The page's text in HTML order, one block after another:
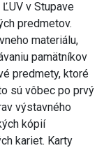
v Stupave
predmetov.
materiálu,
pamätníkov
predmety, ktoré
sú vôbec po prvý
výstavného
kópií
kariet. Karty